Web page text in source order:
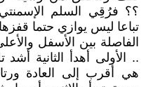
؟؟ فرُقِي السلم الإسمنتي
تباعا ليس يوازي حتما
الفاصلة بين الأسفل
.. الأولى أهدأ الثانية أشد
هي أقرب إلى العادة